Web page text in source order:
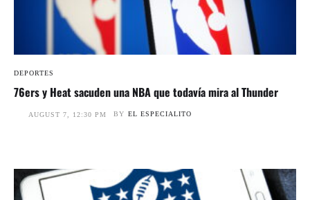
DEPORTES
76ers y Heat sacuden una NBA que todavía mira al Thunder
AUGUST 7, 12:30 PM BY EL ESPECIALITO